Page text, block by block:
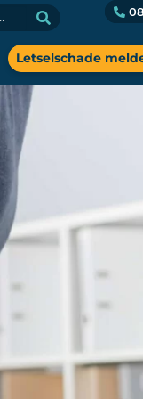
Letselschade